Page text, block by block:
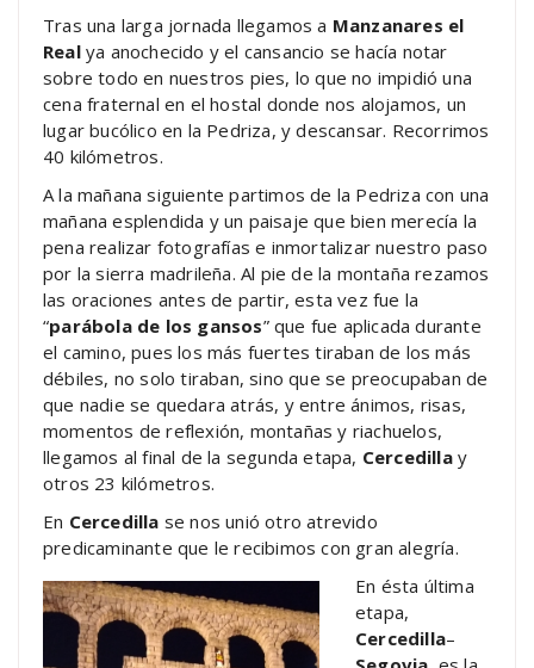
Tras una larga jornada llegamos a Manzanares el
Realya anochecido y el cansancio se hacía notar
sobre todo en nuestros pies, lo que no impidió una
cena fraternal en el hostal donde nos alojamos, un
lugar bucólico en la Pedriza, y descansar. Recorrimos
40 kilómetros.
A la mañana siguiente partimos de la Pedriza con una
mañana esplendida y un paisaje que bien merecía la
pena realizar fotografías e inmortalizar nuestro paso
por la sierra madrileña. Al pie de la montaña rezamos
las oraciones antes de partir, esta vez fue la
“parábola de los gansos” que fue aplicada durante
el camino, pues los más fuertes tiraban de los más
débiles, no solo tiraban, sino que se preocupaban de
que nadie se quedara atrás, y entre ánimos, risas,
momentos de reflexión, montañas y riachuelos,
llegamos al final de la segunda etapa, Cercedillay
otros 23 kilómetros.
En Cercedilla se nos unió otro atrevido
predicaminante que le recibimos con gran alegría.
En ésta última
etapa,
Cercedilla–